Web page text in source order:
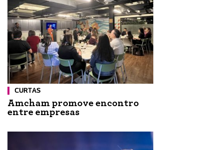
CURTAS
Amcham promove encontro
entre empresas